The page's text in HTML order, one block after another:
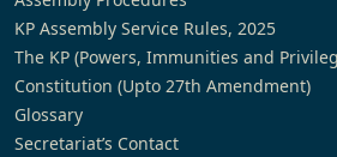
KP Assembly Service Rules, 2025
The KP (Powers, Immunities and
Constitution (Upto 27th Amendment)
Glossary
Secretariat’s Contact